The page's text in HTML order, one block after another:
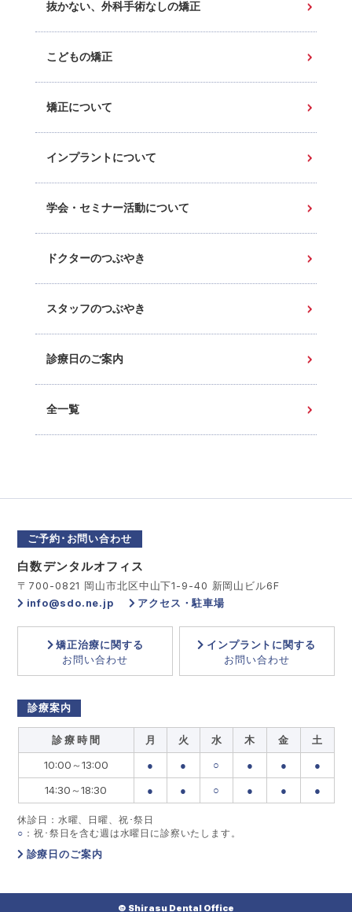
抜かない、外科手術なしの矯正
こどもの矯正
矯正について
インプラントについて
学会・セミナー活動について
ドクターのつぶやき
スタッフのつぶやき
診療日のご案内
全一覧
ご予約･お問い合わせ
白数デンタルオフィス
〒700-0821 岡山市北区中山下1-9-40 新岡山ビル6F
info@sdo.ne.jp
アクセス・駐車場
矯正治療に関する
お問い合わせ
インプラントに関する
お問い合わせ
診療案内
診 療 時 間 月 火 水 木 金
土
10:00～13:00
● ● ○ ● ●
●
14:30～18:30
● ● ○ ● ● ●
休診日：水曜、日曜、祝･祭日
○ ：祝･祭日を含む週は水曜日に診察いたします。
診療日のご案内
© Shirasu Dental Office